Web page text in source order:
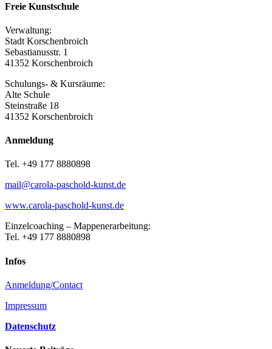
Freie Kunstschule
Verwaltung:
Stadt Korschenbroich
Sebastianusstr. 1
41352 Korschenbroich
Schulungs- & Kursräume:
Alte Schule
Steinstraße 18
41352 Korschenbroich
Anmeldung
Tel. +49 177 8880898
mail@carola-paschold-kunst.de
www.carola-paschold-kunst.de
Einzelcoaching – Mappenerarbeitung:
Tel. +49 177 8880898
Infos
Anmeldung/Contact
Impressum‎
Datenschutz